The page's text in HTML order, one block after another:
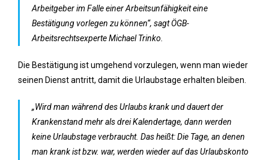
Arbeitgeber im Falle einer Arbeitsunfähigkeit eine
Bestätigung vorlegen zu können“, sagt ÖGB-
Arbeitsrechtsexperte Michael Trinko.
Die Bestätigung ist umgehend vorzulegen, wenn man wieder
seinen Dienst antritt, damit die Urlaubstage erhalten bleiben.
„Wird man während des Urlaubs krank und dauert der
Krankenstand mehr als drei Kalendertage, dann werden
keine Urlaubstage verbraucht. Das heißt: Die Tage, an denen
man krank ist bzw. war, werden wieder auf das Urlaubskonto